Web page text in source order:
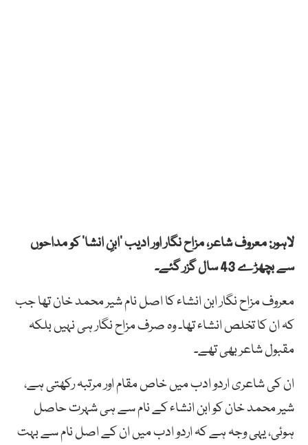
لاہور: معروفشاعر، مزاح نگاراورادیب’ابنِانشا‘کومداحوں
سےبچھڑے سالگزرگئے۔
معروف مزاح نگار ابن انشاء کا اصل نام شیر محمد خان تھا جب
کہ ان کا تخلص انشاء تھا۔ وہ صرف مزاح نگار ہی نہیں بلکہ
مقبول شاعر بھی تھے۔
ان کی شاعری اردو ادب میں خاص مقام اور مرتبہ رکھتی ہے،
شیر محمد خان کو ابن انشاء کے نام سے ہی شہرت حاصل
ہوئی، یہی وجہ ہے کہ اردو ادب میں ان کے اصل نام سے بہت